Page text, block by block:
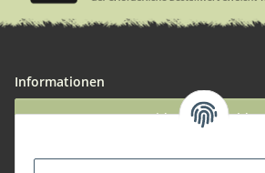
Informationen
Widerruf anmelden